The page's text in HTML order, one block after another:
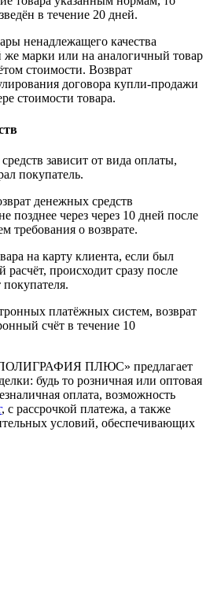
в течение 20 дней.
ненадлежащего качества
же марки или на аналогичный товар
стоимости. Возврат
договора купли-продажи
стоимости товара.
зависит от вида оплаты,
покупатель.
денежных средств
позднее через через 10 дней после
требования о возврате.
на карту клиента, если был
расчёт, происходит сразу после
платёжных систем, возврат
счёт в течение 10
ПЛЮС» предлагает
будь то розничная или оптовая
оплата, возможность
, с рассрочкой платежа, а также
условий, обеспечивающих